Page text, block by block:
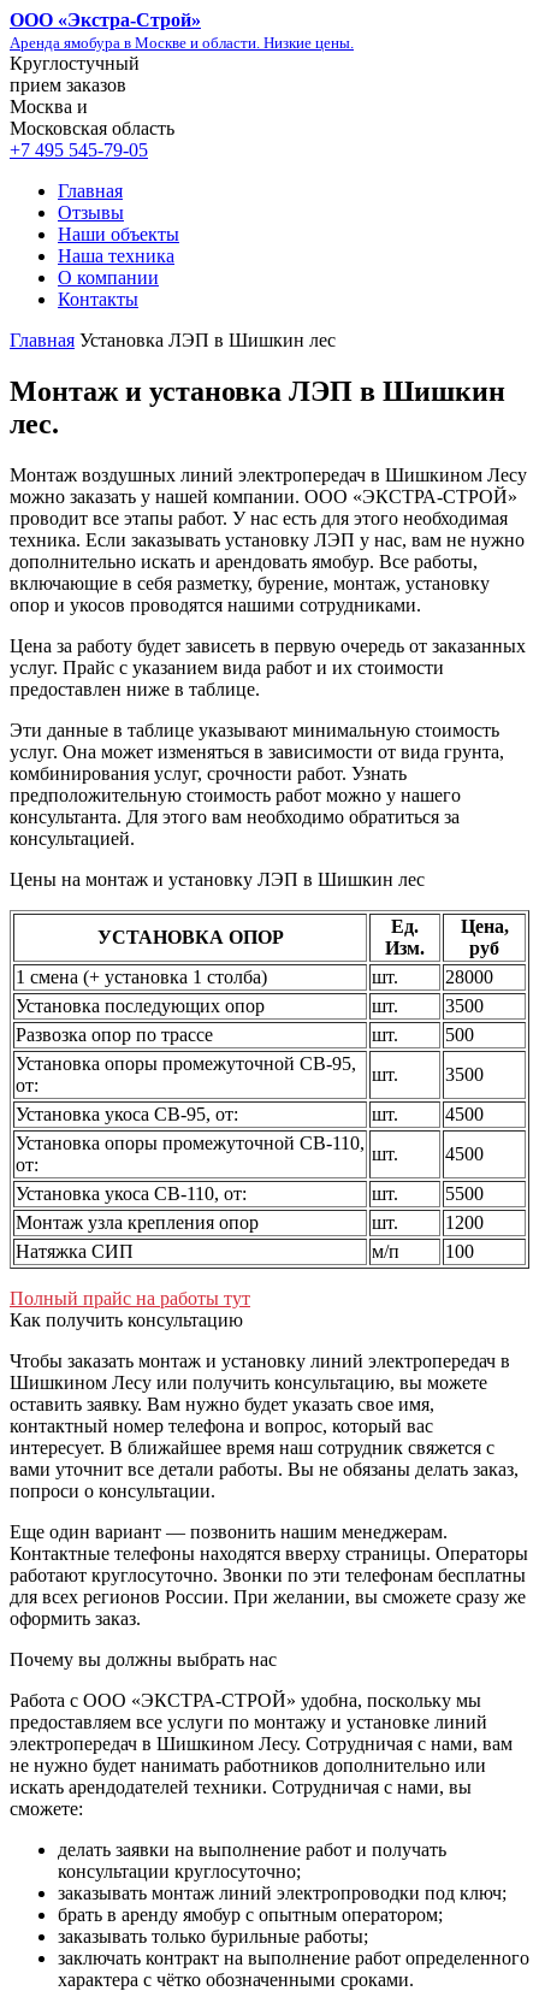
ООО «Экстра-Строй»
Аренда ямобура в Москве и области. Низкие цены.
Круглостучный
прием заказов
Москва и
Московская область
+7 495 545-79-05
Главная
Отзывы
Наши объекты
Наша техника
О компании
Контакты
Главная Установка ЛЭП в Шишкин лес
Монтаж и установка ЛЭП в Шишкин
лес.
Монтаж воздушных линий электропередач в Шишкином Лесу
можно заказать у нашей компании. ООО «ЭКСТРА-СТРОЙ»
проводит все этапы работ. У нас есть для этого необходимая
техника. Если заказывать установку ЛЭП у нас, вам не нужно
дополнительно искать и арендовать ямобур. Все работы,
включающие в себя разметку, бурение, монтаж, установку
опор и укосов проводятся нашими сотрудниками.
Цена за работу будет зависеть в первую очередь от заказанных
услуг. Прайс с указанием вида работ и их стоимости
предоставлен ниже в таблице.
Эти данные в таблице указывают минимальную стоимость
услуг. Она может изменяться в зависимости от вида грунта,
комбинирования услуг, срочности работ. Узнать
предположительную стоимость работ можно у нашего
консультанта. Для этого вам необходимо обратиться за
консультацией.
Цены на монтаж и установку ЛЭП в Шишкин лес
УСТАНОВКА ОПОР
Ед.
Изм.
Цена,
руб
1 смена (+ установка 1 столба)
шт.
28000
Установка последующих опор
шт.
3500
Развозка опор по трассе
шт.
500
Установка опоры промежуточной СВ-95,
от:
шт.
3500
Установка укоса СВ-95, от:
шт.
4500
Установка опоры промежуточной СВ-110,
от:
шт.
4500
Установка укоса СВ-110, от:
шт.
5500
Монтаж узла крепления опор
шт.
1200
Натяжка СИП
м/п 100
Полный прайс на работы тут
Как получить консультацию
Чтобы заказать монтаж и установку линий электропередач в
Шишкином Лесу или получить консультацию, вы можете
оставить заявку. Вам нужно будет указать свое имя,
контактный номер телефона и вопрос, который вас
интересует. В ближайшее время наш сотрудник свяжется с
вами уточнит все детали работы. Вы не обязаны делать заказ,
попроси о консультации.
Еще один вариант — позвонить нашим менеджерам.
Контактные телефоны находятся вверху страницы. Операторы
работают круглосуточно. Звонки по эти телефонам бесплатны
для всех регионов России. При желании, вы сможете сразу же
оформить заказ.
Почему вы должны выбрать нас
Работа с ООО «ЭКСТРА-СТРОЙ» удобна, поскольку мы
предоставляем все услуги по монтажу и установке линий
электропередач в Шишкином Лесу. Сотрудничая с нами, вам
не нужно будет нанимать работников дополнительно или
искать арендодателей техники. Сотрудничая с нами, вы
сможете:
делать заявки на выполнение работ и получать
консультации круглосуточно;
заказывать монтаж линий электропроводки под ключ;
брать в аренду ямобур с опытным оператором;
заказывать только бурильные работы;
заключать контракт на выполнение работ определенного
характера с чётко обозначенными сроками.